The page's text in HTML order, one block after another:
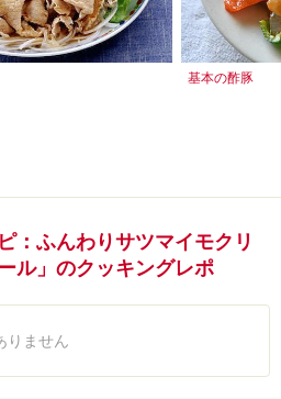
基本の酢豚
：ふんわりサツマイモクリ
ル」のクッキングレポ
りません